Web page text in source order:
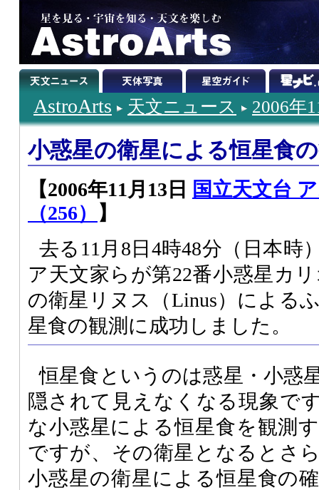
AstroArts 天文ニュース 2006年
小惑星の衛星による恒星食
【2006年11月13日
国立天文台
（256）
】
去る11月8日4時48分（日本時
ア天文家らが第22番小惑星カ
の衛星リヌス（Linus）による
星食の観測に成功しました。
恒星食というのは惑星・小惑
隠されて見えなくなる現象で
な小惑星による恒星食を観測
ですが、その衛星となるとさ
小惑星の衛星による恒星食の